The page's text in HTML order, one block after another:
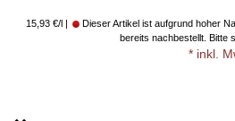
15,93 €/l
Dieser Artikel ist aufgrund hoher
bereits nachbestellt. Bitte
* inkl.
Aus Patentgründen dürfen wir leider